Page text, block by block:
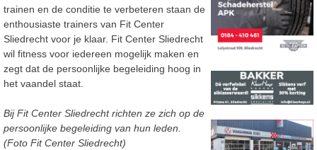
trainen en de conditie te verbeteren staan de
enthousiaste trainers van Fit Center
Sliedrecht voor je klaar. Fit Center Sliedrecht
wil fitness voor iedereen mogelijk maken en
zegt dat de persoonlijke begeleiding hoog in
het vaandel staat.
Bij Fit Center Sliedrecht richten ze zich op de
persoonlijke begeleiding van hun leden.
(Foto Fit Center Sliedrecht)